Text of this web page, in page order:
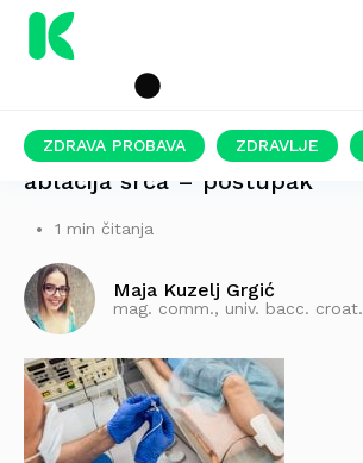
ZDRAVA PROBAVA ZDRAVLJE
ablacija srca – postupak
1 min čitanja
Maja Kuzelj Grgić
mag. comm., univ. bacc. croat.